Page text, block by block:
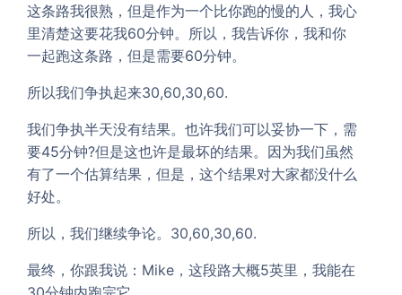
这条路我很熟，但是作为一个比你跑的慢的人，我心
里清楚这要花我60分钟。所以，我告诉你，我和你
一起跑这条路，但是需要60分钟。
所以我们争执起来30,60,30,60.
我们争执半天没有结果。也许我们可以妥协一下，需
要45分钟?但是这也许是最坏的结果。因为我们虽然
有了一个估算结果，但是，这个结果对大家都没什么
好处。
所以，我们继续争论。30,60,30,60.
最终，你跟我说：Mike，这段路大概5英里，我能在